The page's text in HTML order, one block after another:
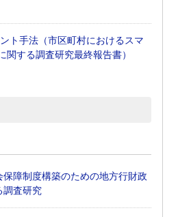
ト手法（市区町村におけるスマ
関する調査研究最終報告書）
障制度構築のための地方行財政
調査研究